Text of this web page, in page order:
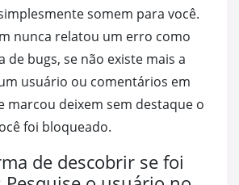
somem para você.
nunca relatou um erro como
de bugs, se não existe mais a
usuário ou comentários em
marcou deixem sem destaque o
foi bloqueado.
de descobrir se foi